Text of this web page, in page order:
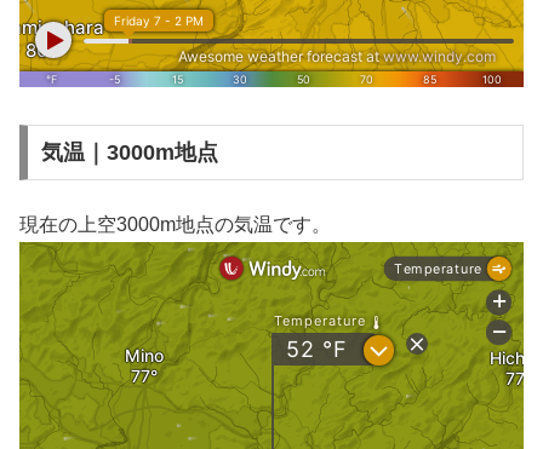
気温｜3000m地点
現在の上空3000m地点の気温です。